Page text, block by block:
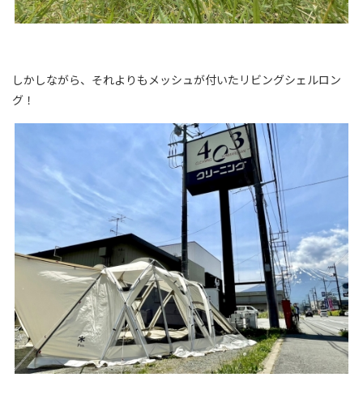
しかしながら、それよりもメッシュが付いたリビングシェルロン
グ！